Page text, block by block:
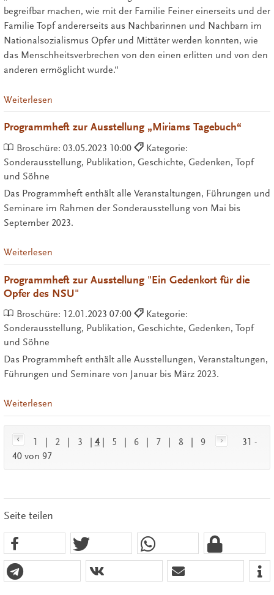
begreifbar machen, wie mit der Familie Feiner einerseits und der
Familie Topf andererseits aus Nachbarinnen und Nachbarn im
Nationalsozialismus Opfer und Mittäter werden konnten, wie
das Menschheitsverbrechen von den einen erlitten und von den
anderen ermöglicht wurde.“
Weiterlesen
Programmheft zur Ausstellung „Miriams Tagebuch“
Broschüre: 03.05.2023 10:00
Kategorie:
Sonderausstellung, Publikation, Geschichte, Gedenken, Topf
und Söhne
Das Programmheft enthält alle Veranstaltungen, Führungen und
Seminare im Rahmen der Sonderausstellung von Mai bis
September 2023.
Weiterlesen
Programmheft zur Ausstellung "Ein Gedenkort für die
Opfer des NSU"
Broschüre: 12.01.2023 07:00
Kategorie:
Sonderausstellung, Publikation, Geschichte, Gedenken, Topf
und Söhne
Das Programmheft enthält alle Ausstellungen, Veranstaltungen,
Führungen und Seminare von Januar bis März 2023.
Weiterlesen
1 2 3 4| 5 6 7 8 9
31 -
40 von 97
Seite teilen